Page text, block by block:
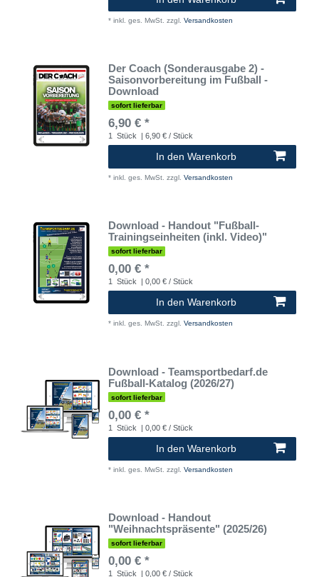
* inkl. ges. MwSt. zzgl. Versandkosten
Der Coach (Sonderausgabe 2) -
Saisonvorbereitung im Fußball -
Download
sofort lieferbar
6,90 € *
1 Stück | 6,90 € / Stück
In den Warenkorb
* inkl. ges. MwSt. zzgl. Versandkosten
Download - Handout "Fußball-
Trainingseinheiten (inkl. Video)"
sofort lieferbar
0,00 € *
1 Stück | 0,00 € / Stück
In den Warenkorb
* inkl. ges. MwSt. zzgl. Versandkosten
Download - Teamsportbedarf.de
Fußball-Katalog (2026/27)
sofort lieferbar
0,00 € *
1 Stück | 0,00 € / Stück
In den Warenkorb
* inkl. ges. MwSt. zzgl. Versandkosten
Download - Handout
"Weihnachtspräsente" (2025/26)
sofort lieferbar
0,00 € *
1 Stück | 0,00 € / Stück